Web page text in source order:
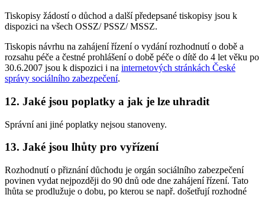
Tiskopisy žádostí o důchod a další předepsané tiskopisy jsou k
dispozici na všech OSSZ/ PSSZ/ MSSZ.
Tiskopis návrhu na zahájení řízení o vydání rozhodnutí o době a
rozsahu péče a čestné prohlášení o době péče o dítě do 4 let věku po
30.6.2007 jsou k dispozici i na internetových stránkách České
správy sociálního zabezpečení.
12. Jaké jsou poplatky a jak je lze uhradit
Správní ani jiné poplatky nejsou stanoveny.
13. Jaké jsou lhůty pro vyřízení
Rozhodnutí o přiznání důchodu je orgán sociálního zabezpečení
povinen vydat nejpozději do 90 dnů ode dne zahájení řízení. Tato
lhůta se prodlužuje o dobu, po kterou se např. došetřují rozhodné